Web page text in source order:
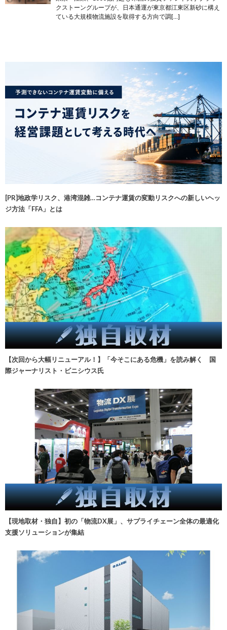
クストーングループが、日本通運が東京都江東区新砂に構え
ている大規模物流施設を取得する方向で調[…]
[PR]地政学リスク、港湾混雑…コンテナ運賃の変動リスクへの新しいヘッ
ジ方法「FFA」とは
【次回から大幅リニューアル！】「今そこにある危機」を読み解く 国
際ジャーナリスト・ビニシウス氏
【現地取材・独自】初の「物流DX展」、サプライチェーン全体の最適化
支援ソリューションが集結